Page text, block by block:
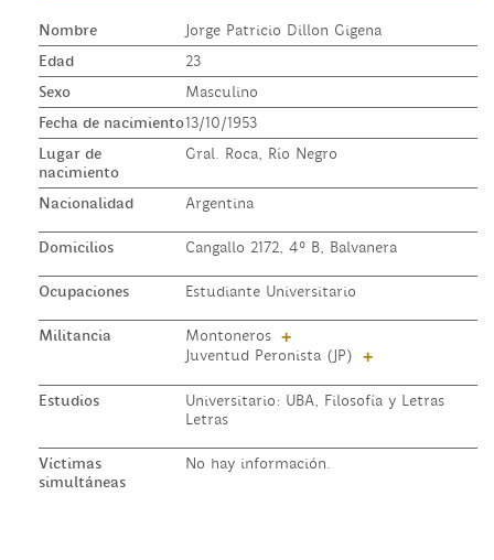
Nombre
Jorge Patricio Dillon Gigena
Edad
23
Sexo
Masculino
Fecha de nacimiento13/10/1953
Lugar de
nacimiento
Gral. Roca, Río Negro
Nacionalidad Argentina
Domicilios Cangallo 2172, 4º B, Balvanera
Ocupaciones Estudiante Universitario
Militancia Montoneros +
Juventud Peronista (JP) +
Estudios
Universitario: UBA, Filosofía y Letras
Letras
Víctimas
simultáneas
No hay información.